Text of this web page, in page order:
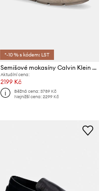
*-10 % s kódem: LST
Semišové mokasíny Calvin Klein DRIVER TASSELS SU
Aktuální cena:
2199 Kč
Běžná cena:3789 Kč
Nejnižší cena:2299 Kč